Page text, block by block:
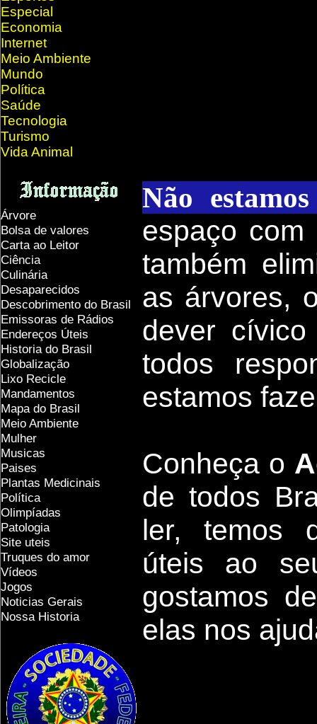
Especial
Economia
Internet
Meio Ambiente
Mundo
Política
Saúde
Tecnologia
Turismo
Vida Animal
Árvore
Bolsa de valores
Carta ao Leitor
Ciência
Culinária
Desaparecidos
Descobrimento do Brasil
Emissoras de Rádios
Endereços Úteis
Historia do Brasil
Globalização
Lixo Recicle
Mandamentos
Mapa do Brasil
Meio Ambiente
Mulher
Musicas
Paises
Plantas Medicinais
Política
Olimpíadas
Patologia
Site uteis
Truques do amor
Vídeos
Jogos
Noticias Gerais
Nossa Historia
Não
espaço com
também
as árvores,
dever
todos
estamos
Conheça o A
de todos
ler, temos
úteis ao
gostamos
elas nos